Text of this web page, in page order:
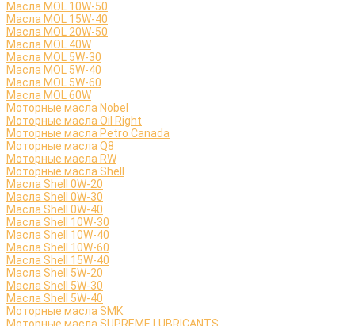
Масла MOL 10W-50
Масла MOL 15W-40
Масла MOL 20W-50
Масла MOL 40W
Масла MOL 5W-30
Масла MOL 5W-40
Масла MOL 5W-60
Масла MOL 60W
Моторные масла Nobel
Моторные масла Oil Right
Моторные масла Petro Canada
Моторные масла Q8
Моторные масла RW
Моторные масла Shell
Масла Shell 0W-20
Масла Shell 0W-30
Масла Shell 0W-40
Масла Shell 10W-30
Масла Shell 10W-40
Масла Shell 10W-60
Масла Shell 15W-40
Масла Shell 5W-20
Масла Shell 5W-30
Масла Shell 5W-40
Моторные масла SMK